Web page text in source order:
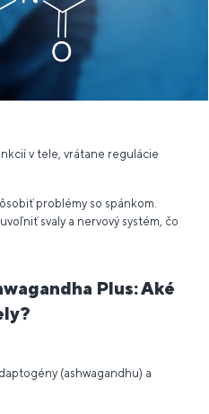
v tele, vrátane regulácie
problémy so spánkom.
svaly a nervový systém, čo
Plus: Aké
(ashwagandhu) a